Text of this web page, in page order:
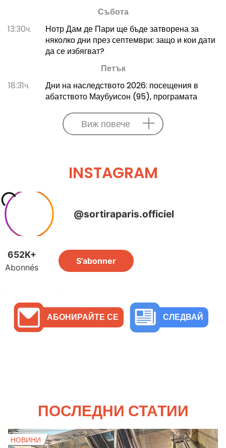
Събота
13:30ч.
Нотр Дам де Пари ще бъде затворена за
няколко дни през септември: защо и кои дати
да се избягват?
Петък
18:31ч.
Дни на наследството 2026: посещения в
абатството Маубуисон (95), програмата
Виж повече
INSTAGRAM
АБОНИРАЙТЕ СЕ СЛЕДВАЙ
ПОСЛЕДНИ СТАТИИ
НОВИНИ